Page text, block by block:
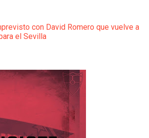
con David Romero que vuelve a
el Sevilla